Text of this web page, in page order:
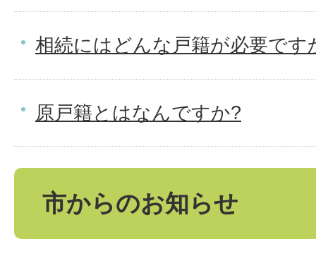
相続にはどんな戸籍が必要です
原戸籍とはなんですか?
市からのお知らせ